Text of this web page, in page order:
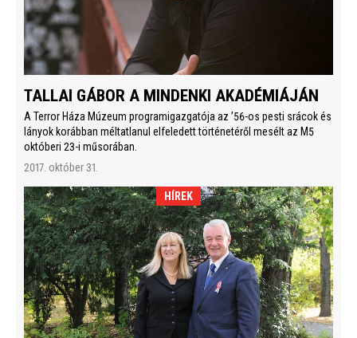
TALLAI GÁBOR A MINDENKI AKADÉMIÁJÁN
A Terror Háza Múzeum programigazgatója az ’56-os pesti srácok és
lányok korábban méltatlanul elfeledett történetéről mesélt az M5
októberi 23-i műsorában.
2017. október 31.
HÍREK